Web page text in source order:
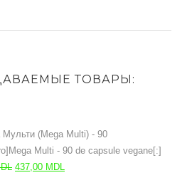
ТОВАРЫ:
Мульти (Mega Multi) - 90
Multi - 90 de capsule vegane[:]
Первоначальная
437,00 MDL